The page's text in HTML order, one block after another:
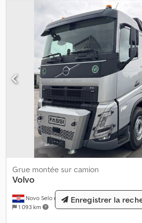
Novo Selo na Dravi
1 093 km
Grue montée sur camion
Volvo
Enregistrer la